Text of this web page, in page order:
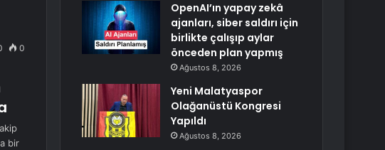
0
bir
OpenAI’ın yapay zekâ
ajanları, siber saldırı için
birlikte çalışıp aylar
önceden plan yapmış
Ağustos 8, 2026
Yeni Malatyaspor
Olağanüstü Kongresi
Yapıldı
Ağustos 8, 2026